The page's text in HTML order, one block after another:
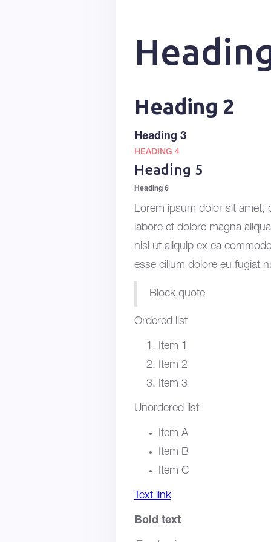
Heading 2
Heading 3
HEADING 4
Heading 5
Heading 6
Lorem ipsum dolor sit amet,
labore et dolore magna
nisi ut aliquip ex ea
esse cillum dolore eu fugiat
Block quote
Ordered list
Item 1
Item 2
Item 3
Unordered list
Item A
Item B
Item C
Text link
Bold text